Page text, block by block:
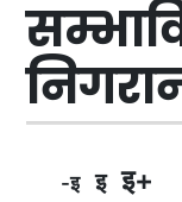
-इ इ इ+